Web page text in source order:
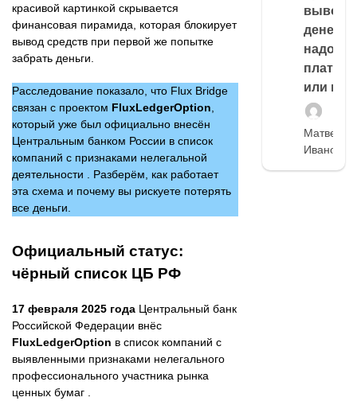
красивой картинкой скрывается
финансовая пирамида, которая блокирует
вывод средств при первой же попытке
забрать деньги.
Расследование показало, что Flux Bridge
связан с проектом FluxLedgerOption
который уже был официально внесён
Центральным банком России в список
компаний с признаками нелегальной
деятельности . Разберём, как работает
эта схема и почему вы рискуете потерять
все деньги.
Официальный статус:
чёрный список ЦБ РФ
17 февраля 2025 года Центральный банк
Российской Федерации внёс
FluxLedgerOption в список компаний с
выявленными признаками нелегального
профессионального участника рынка
ценных бумаг .
выводе
денег,
надо
платить
или
Матвей
Иванов